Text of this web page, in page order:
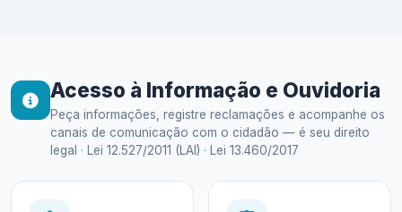
Acesso à Informação e Ouvidoria
Peça informações, registre reclamações e acompanhe os
canais de comunicação com o cidadão — é seu direito
legal · Lei 12.527/2011 (LAI) · Lei 13.460/2017